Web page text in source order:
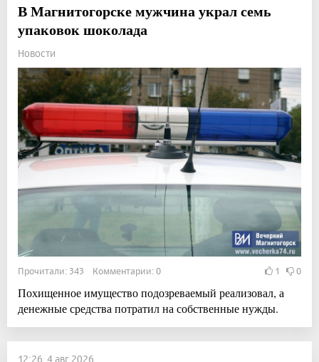
В Магнитогорске мужчина украл семь
упаковок шоколада
Новости
Прочитали: 343 Комментарии: 0 1 0
Похищенное имущество подозреваемый реализовал, а
денежные средства потратил на собственные нужды.
12:26, 4 авг 2026